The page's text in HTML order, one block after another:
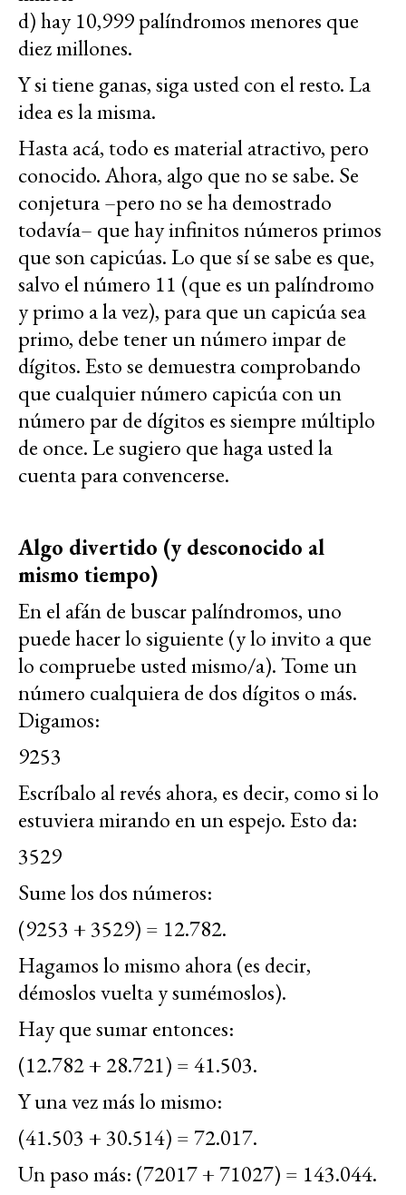
d) hay 10,999 palíndromos menores que
diez millones.
Y si tiene ganas, siga usted con el resto. La
idea es la misma.
Hasta acá, todo es material atractivo, pero
conocido. Ahora, algo que no se sabe. Se
conjetura –pero no se ha demostrado
todavía– que hay infinitos números primos
que son capicúas. Lo que sí se sabe es que,
salvo el número 11 (que es un palíndromo
y primo a la vez), para que un capicúa sea
primo, debe tener un número impar de
dígitos. Esto se demuestra comprobando
que cualquier número capicúa con un
número par de dígitos es siempre múltiplo
de once. Le sugiero que haga usted la
cuenta para convencerse.
Algo divertido (y desconocido al
mismo tiempo)
En el afán de buscar palíndromos, uno
puede hacer lo siguiente (y lo invito a que
lo compruebe usted mismo/a). Tome un
número cualquiera de dos dígitos o más.
Digamos:
9253
Escríbalo al revés ahora, es decir, como si lo
estuviera mirando en un espejo. Esto da:
3529
Sume los dos números:
(9253 + 3529) = 12.782.
Hagamos lo mismo ahora (es decir,
démoslos vuelta y sumémoslos).
Hay que sumar entonces:
(12.782 + 28.721) = 41.503.
Y una vez más lo mismo:
(41.503 + 30.514) = 72.017.
Un paso más: (72017 + 71027) = 143.044.